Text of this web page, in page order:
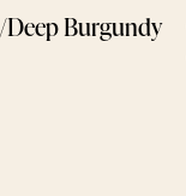
Deep Burgundy